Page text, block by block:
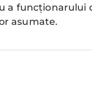
a funcționarului
asumate.